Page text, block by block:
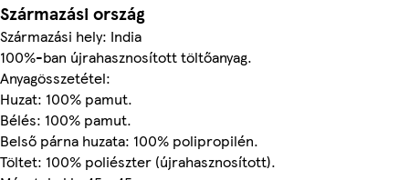
Származási ország
Származási hely: India
100%-ban újrahasznosított töltőanyag.
Anyagösszetétel:
Huzat: 100% pamut.
Bélés: 100% pamut.
Belső párna huzata: 100% polipropilén.
Töltet: 100% poliészter (újrahasznosított).